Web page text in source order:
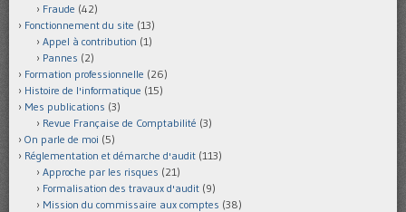
Fraude (42)
Fonctionnement du site (13)
Appel à contribution (1)
Pannes (2)
Formation professionnelle (26)
Histoire de l'informatique (15)
Mes publications (3)
Revue Française de Comptabilité (3)
On parle de moi (5)
Réglementation et démarche d'audit (113)
Approche par les risques (21)
Formalisation des travaux d'audit (9)
Mission du commissaire aux comptes (38)